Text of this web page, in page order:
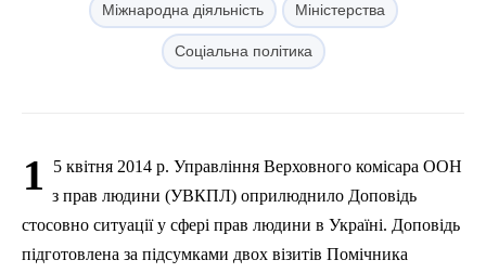
Міжнародна діяльність Міністерства
Соціальна політика
1
5 квітня 2014 р. Управління Верховного комісара ООН
з прав людини (УВКПЛ) оприлюднило Доповідь
стосовно ситуації у сфері прав людини в Україні. Доповідь
підготовлена за підсумками двох візитів Помічника